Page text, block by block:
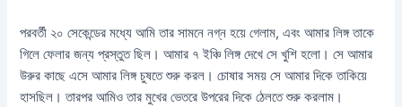
পরবর্তী ২০ সেকেন্ডের মধ্যে আমি তার সামনে নগ্ন হয়ে গেলাম, এবং আমার লিঙ্গ তাকে
গিলে ফেলার জন্য প্রস্তুত ছিল। আমার ৭ ইঞ্চি লিঙ্গ দেখে সে খুশি হলো। সে আমার
উরুর কাছে এসে আমার লিঙ্গ চুষতে শুরু করল। চোষার সময় সে আমার দিকে তাকিয়ে
হাসছিল। তারপর আমিও তার মুখের ভেতরে উপরের দিকে ঠেলতে শুরু করলাম।